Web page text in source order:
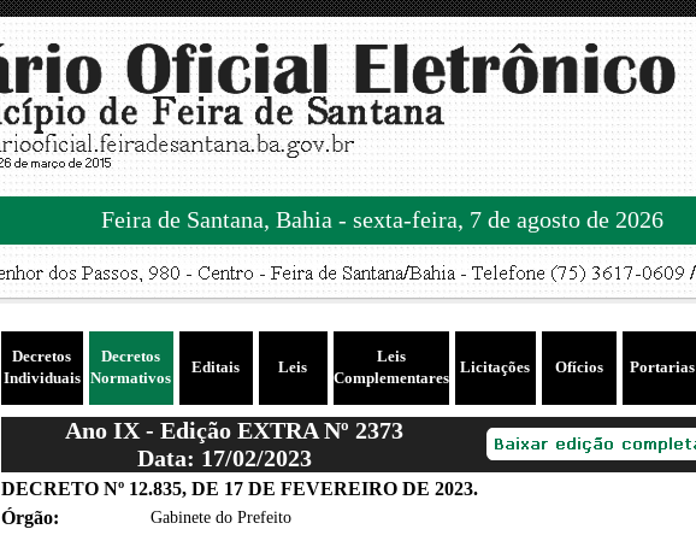
Feira de Santana, Bahia - sexta-feira, 7 de agosto de 2026
Decretos
Individuais
Decretos
Normativos
Editais Leis
Leis
Complementares
Licitações Ofícios Portarias
Ano IX - Edição EXTRA Nº 2373
Data: 17/02/2023
DECRETO Nº 12.835, DE 17 DE FEVEREIRO DE 2023.
Órgão:
Gabinete do Prefeito